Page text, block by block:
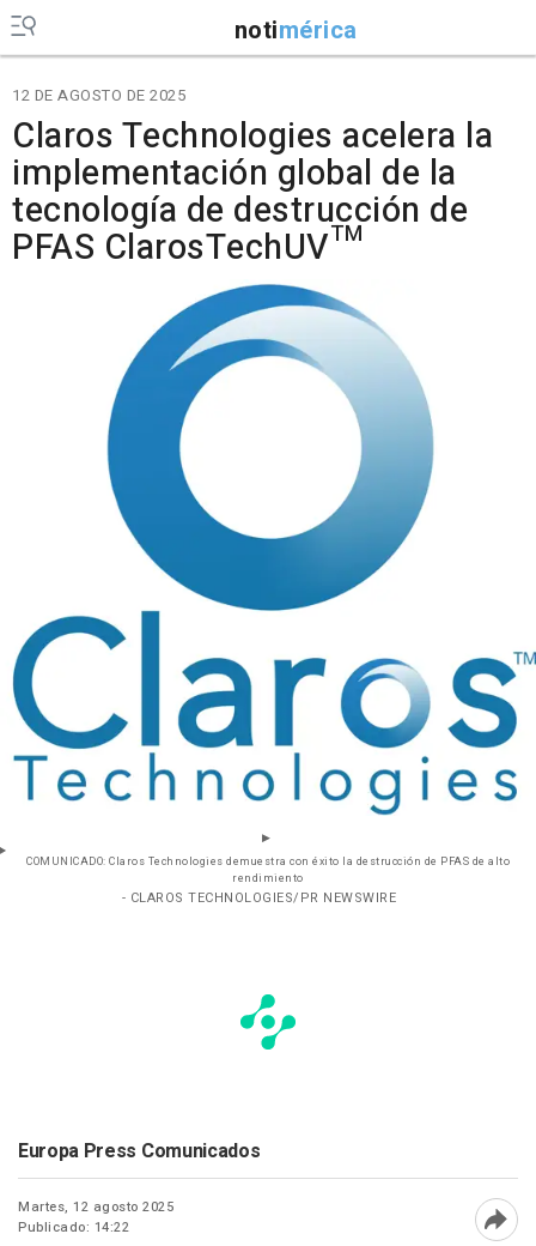
notimérica
12 DE AGOSTO DE 2025
Claros Technologies acelera la
implementación global de la
tecnología de destrucción de
PFAS ClarosTechUV™
COMUNICADO: Claros Technologies demuestra con éxito la destrucción de PFAS de alto
rendimiento
- CLAROS TECHNOLOGIES/PR NEWSWIRE
Europa Press Comunicados
Martes, 12 agosto 2025
Publicado: 14:22